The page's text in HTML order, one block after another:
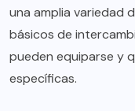
una amplia variedad
básicos de
pueden equiparse y
específicas.